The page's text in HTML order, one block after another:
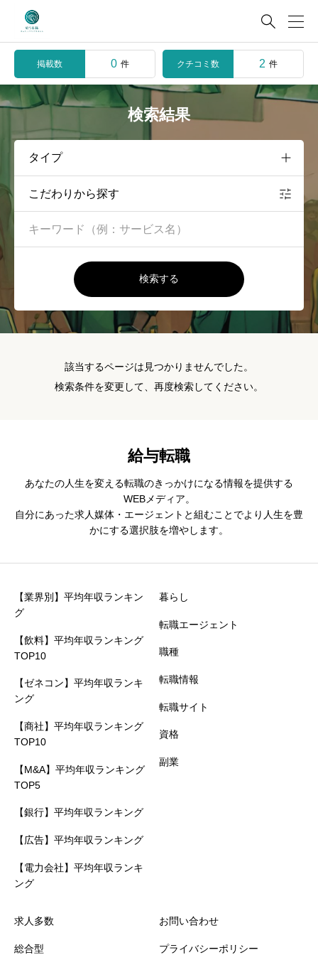

掲載数 0 件 クチコミ数 2 件
検索結果
こだわりから探す
検索する
該当するページは見つかりませんでした。
検索条件を変更して、再度検索してください。
給与転職
あなたの人生を変える転職のきっかけになる情報を提供する
WEBメディア。
自分にあった求人媒体・エージェントと組むことでより人生を豊
かにする選択肢を増やします。
【業界別】平均年収ランキン
グ
【飲料】平均年収ランキング
TOP10
【ゼネコン】平均年収ランキ
ング
【商社】平均年収ランキング
TOP10
【M&A】平均年収ランキング
TOP5
【銀行】平均年収ランキング
【広告】平均年収ランキング
【電力会社】平均年収ランキ
ング
暮らし
転職エージェント
職種
転職情報
転職サイト
資格
副業
求人多数
総合型
お問い合わせ
プライバシーポリシー